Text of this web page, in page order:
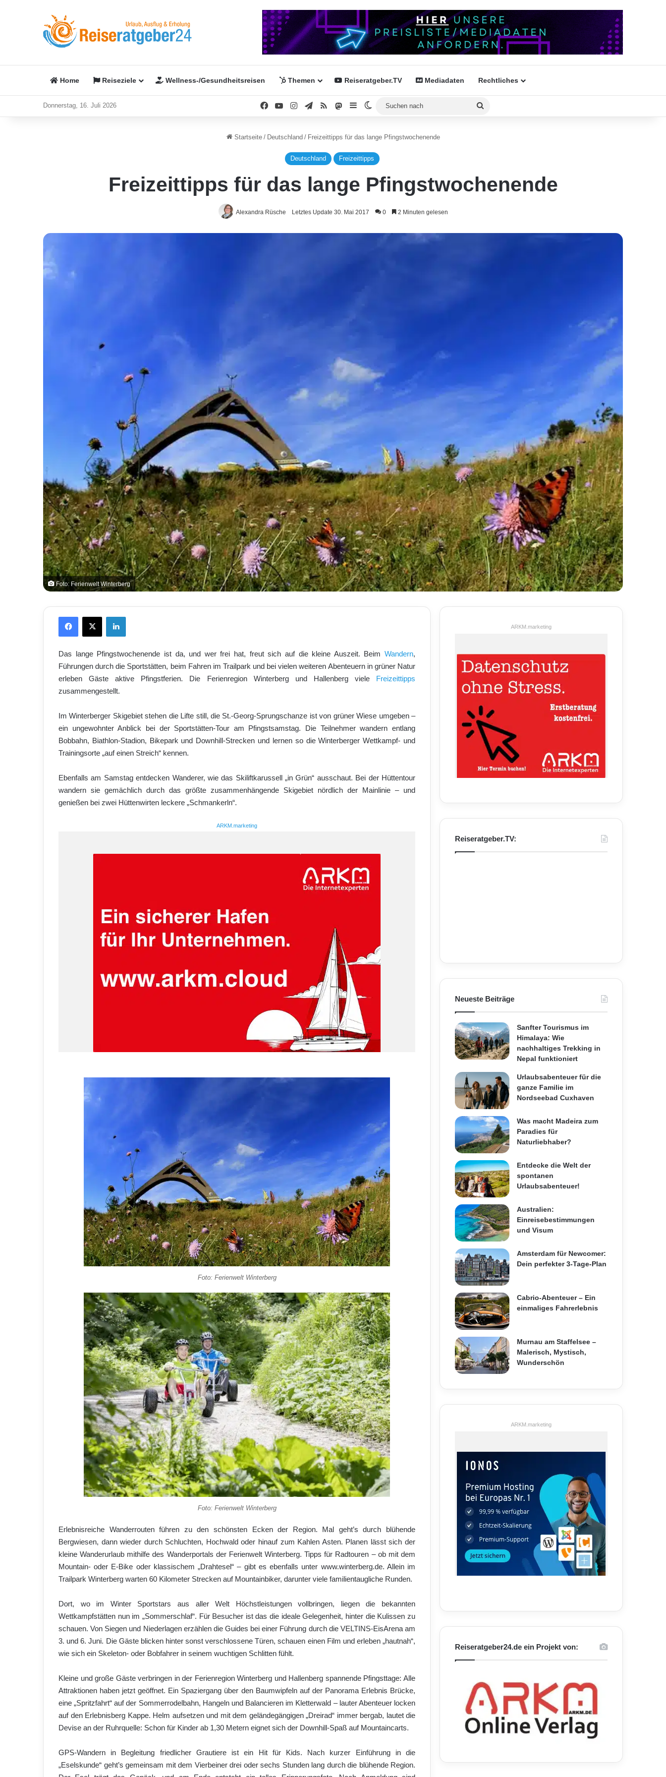
Home Reiseziele Wellness-/Gesundheitsreisen Themen Reiseratgeber.TV Mediadaten Rechtliches
Donnerstag, 16. Juli 2026 FacebookYouTubeInstagramTelegram
RSS Mastodon
SidebarSkin umschalten
Startseite / Deutschland / Freizeittipps für das lange Pfingstwochenende
Deutschland Freizeittipps
Freizeittipps für das lange Pfingstwochenende
Alexandra Rüsche Letztes Update 30. Mai 2017 0 2 Minuten gelesen
Foto: Ferienwelt Winterberg
X
Das lange Pfingstwochenende ist da, und wer frei hat, freut sich auf die kleine Auszeit. Beim Wandern,
Führungen durch die Sportstätten, beim Fahren im Trailpark und bei vielen weiteren Abenteuern in grüner Natur
erleben Gäste aktive Pfingstferien. Die Ferienregion Winterberg und Hallenberg viele Freizeittipps
zusammengestellt.
Im Winterberger Skigebiet stehen die Lifte still, die St.-Georg-Sprungschanze ist von grüner Wiese umgeben –
ein ungewohnter Anblick bei der Sportstätten-Tour am Pfingstsamstag. Die Teilnehmer wandern entlang
Bobbahn, Biathlon-Stadion, Bikepark und Downhill-Strecken und lernen so die Winterberger Wettkampf- und
Trainingsorte „auf einen Streich“ kennen.
Ebenfalls am Samstag entdecken Wanderer, wie das Skiliftkarussell „in Grün“ ausschaut. Bei der Hüttentour
wandern sie gemächlich durch das größte zusammenhängende Skigebiet nördlich der Mainlinie – und
genießen bei zwei Hüttenwirten leckere „Schmankerln“.
ARKM.marketing
Foto: Ferienwelt Winterberg
Foto: Ferienwelt Winterberg
Erlebnisreiche Wanderrouten führen zu den schönsten Ecken der Region. Mal geht’s durch blühende
Bergwiesen, dann wieder durch Schluchten, Hochwald oder hinauf zum Kahlen Asten. Planen lässt sich der
kleine Wanderurlaub mithilfe des Wanderportals der Ferienwelt Winterberg. Tipps für Radtouren – ob mit dem
Mountain- oder E-Bike oder klassischem „Drahtesel“ – gibt es ebenfalls unter www.winterberg.de. Allein im
Trailpark Winterberg warten 60 Kilometer Strecken auf Mountainbiker, darunter viele familientaugliche Runden.
Dort, wo im Winter Sportstars aus aller Welt Höchstleistungen vollbringen, liegen die bekannten
Wettkampfstätten nun im „Sommerschlaf“. Für Besucher ist das die ideale Gelegenheit, hinter die Kulissen zu
schauen. Von Siegen und Niederlagen erzählen die Guides bei einer Führung durch die VELTINS-EisArena am
3. und 6. Juni. Die Gäste blicken hinter sonst verschlossene Türen, schauen einen Film und erleben „hautnah“,
wie sich ein Skeleton- oder Bobfahrer in seinem wuchtigen Schlitten fühlt.
Kleine und große Gäste verbringen in der Ferienregion Winterberg und Hallenberg spannende Pfingsttage: Alle
Attraktionen haben jetzt geöffnet. Ein Spaziergang über den Baumwipfeln auf der Panorama Erlebnis Brücke,
eine „Spritzfahrt“ auf der Sommerrodelbahn, Hangeln und Balancieren im Kletterwald – lauter Abenteuer locken
auf den Erlebnisberg Kappe. Helm aufsetzen und mit dem geländegängigen „Dreirad“ immer bergab, lautet die
Devise an der Ruhrquelle: Schon für Kinder ab 1,30 Metern eignet sich der Downhill-Spaß auf Mountaincarts.
GPS-Wandern in Begleitung friedlicher Grautiere ist ein Hit für Kids. Nach kurzer Einführung in die
„Eselskunde“ geht’s gemeinsam mit dem Vierbeiner drei oder sechs Stunden lang durch die blühende Region.
ARKM.marketing
Reiseratgeber.TV:
Neueste Beiträge
Sanfter Tourismus im
Himalaya: Wie
nachhaltiges Trekking in
Nepal funktioniert
Urlaubsabenteuer für die
ganze Familie im
Nordseebad Cuxhaven
Was macht Madeira zum
Paradies für
Naturliebhaber?
Entdecke die Welt der
spontanen
Urlaubsabenteuer!
Australien:
Einreisebestimmungen
und Visum
Amsterdam für Newcomer:
Dein perfekter 3-Tage-Plan
Cabrio-Abenteuer – Ein
einmaliges Fahrerlebnis
Murnau am Staffelsee –
Malerisch, Mystisch,
Wunderschön
ARKM.marketing
Reiseratgeber24.de ein Projekt von: